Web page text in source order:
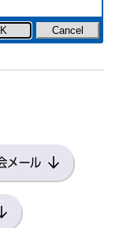
内ページです。
メール
Cancel